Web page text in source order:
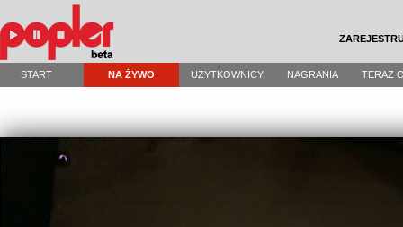
START NA ŻYWO UŻYTKOWNICY NAGRANIA TERAZ